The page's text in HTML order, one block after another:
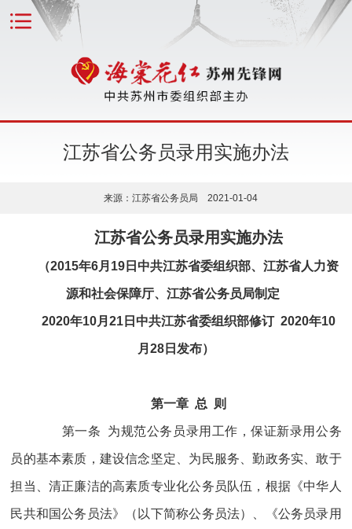
江苏省公务员录用实施办法
来源：江苏省公务员局 2021-01-04
江苏省公务员录用实施办法
（2015年6月19日中共江苏省委组织部、江苏省人力资
源和社会保障厅、江苏省公务员局制定
2020年10月21日中共江苏省委组织部修订 2020年10
月28日发布）
第一章 总 则
第一条 为规范公务员录用工作，保证新录用公务
员的基本素质，建设信念坚定、为民服务、勤政务实、敢于
担当、清正廉洁的高素质专业化公务员队伍，根据《中华人
民共和国公务员法》（以下简称公务员法）、《公务员录用